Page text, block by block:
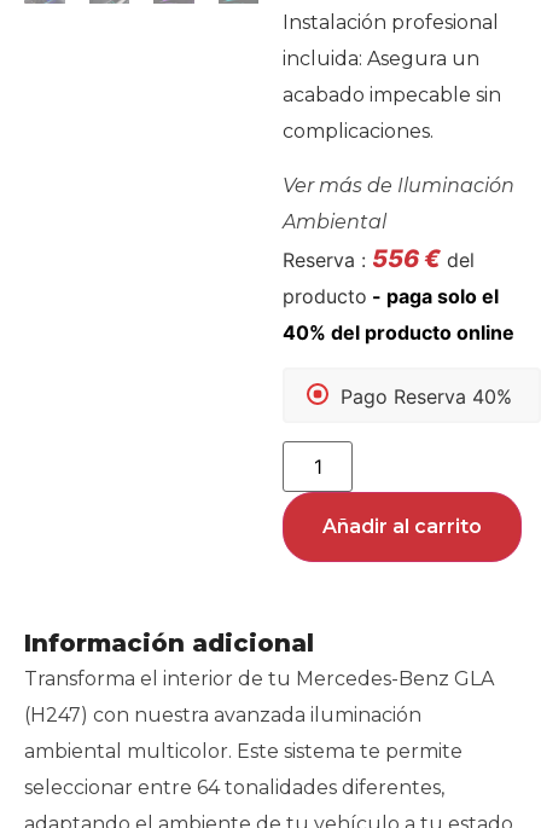
Instalación profesional
incluida: Asegura un
acabado impecable sin
complicaciones.
Ver más de Iluminación
Ambiental
Reserva : 556€ del
producto
Pago Reserva 40%
Añadir al carrito
Información adicional
Transforma el interior de tu Mercedes-Benz GLA
(H247) con nuestra avanzada iluminación
ambiental multicolor. Este sistema te permite
seleccionar entre 64 tonalidades diferentes,